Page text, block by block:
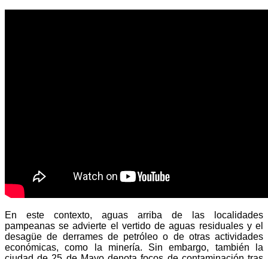
En este contexto, aguas arriba de las localidades
pampeanas se advierte el vertido de aguas residuales y el
desagüe de derrames de petróleo o de otras actividades
económicas, como la minería. Sin embargo, también la